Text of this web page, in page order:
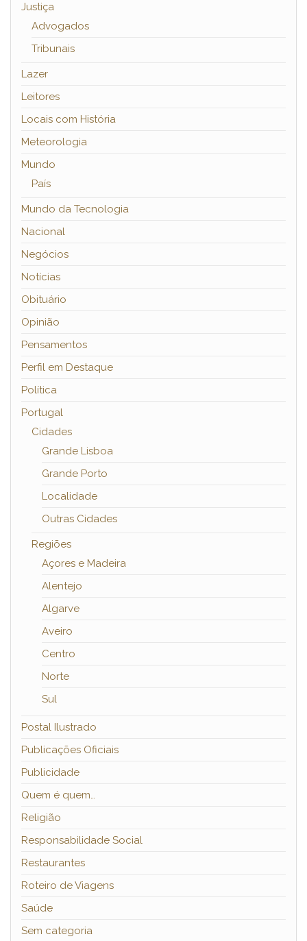
Justiça
Advogados
Tribunais
Lazer
Leitores
Locais com História
Meteorologia
Mundo
País
Mundo da Tecnologia
Nacional
Negócios
Notícias
Obituário
Opinião
Pensamentos
Perfil em Destaque
Política
Portugal
Cidades
Grande Lisboa
Grande Porto
Localidade
Outras Cidades
Regiões
Açores e Madeira
Alentejo
Algarve
Aveiro
Centro
Norte
Sul
Postal Ilustrado
Publicações Oficiais
Publicidade
Quem é quem…
Religião
Responsabilidade Social
Restaurantes
Roteiro de Viagens
Saúde
Sem categoria